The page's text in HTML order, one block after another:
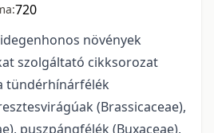
720
növények
szolgáltató cikksoro­zat
tündérhínárfélék
(Brassicaceae),
puszpángfélék (Buxaceae),